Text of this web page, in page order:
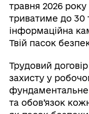
травня 2026
триватиме до 30
інформаційна
Твій пасок
Трудовий
захисту у
фундаментальне
та обов’язок